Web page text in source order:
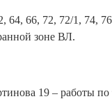
64, 66, 72, 72/1, 74,
зоне ВЛ.
19 – работы